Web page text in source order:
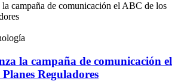
campaña de comunicación el ABC de los
la campaña de comunicación el
Reguladores